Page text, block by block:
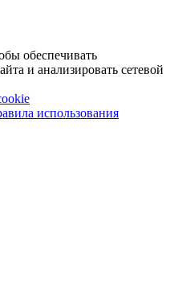
обеспечивать
и анализировать сетевой
использования